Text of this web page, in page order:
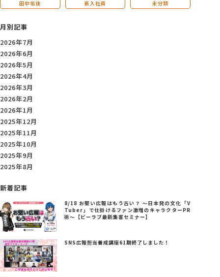
田中佑佳 新入社員 未分類
月別記事
2026年7月
2026年6月
2026年5月
2026年4月
2026年3月
2026年2月
2026年1月
2025年12月
2025年11月
2025年10月
2025年9月
2025年8月
新着記事
8/18 お堅い広報はもう古い？ ～日本発の文化「V
Tuber」で仕掛けるファン激増のキャラクターPR
術～【ビーラブ最新集客セミナー】
SNS広報担当養成講座61期終了しました！